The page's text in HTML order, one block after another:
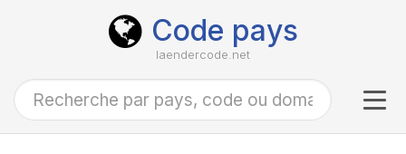
Code pays
laendercode.net